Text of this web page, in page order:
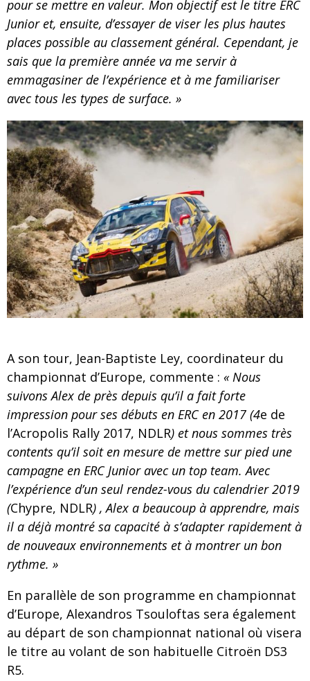
pour se mettre en valeur. Mon objectif est le titre ERC
Junior et, ensuite, d’essayer de viser les plus hautes
places possible au classement général. Cependant, je
sais que la première année va me servir à
emmagasiner de l’expérience et à me familiariser
avec tous les types de surface. »
A son tour, Jean-Baptiste Ley, coordinateur du
championnat d’Europe, commente : « Nous
suivons Alex de près depuis qu’il a fait forte
impression pour ses débuts en ERC en 2017 (4e de
l’Acropolis Rally 2017, NDLR) et nous sommes très
contents qu’il soit en mesure de mettre sur pied une
campagne en ERC Junior avec un top team. Avec
l’expérience d’un seul rendez-vous du calendrier 2019
(Chypre, NDLR) , Alex a beaucoup à apprendre, mais
il a déjà montré sa capacité à s’adapter rapidement à
de nouveaux environnements et à montrer un bon
rythme. »
En parallèle de son programme en championnat
d’Europe, Alexandros Tsouloftas sera également
au départ de son championnat national où visera
le titre au volant de son habituelle Citroën DS3
R5.